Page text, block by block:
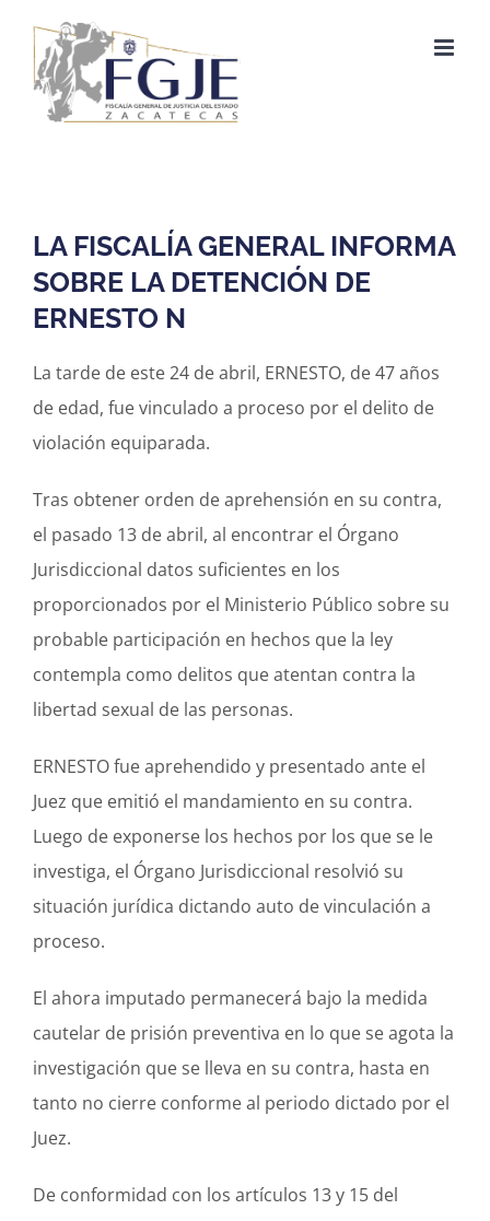
contenido
LA FISCALÍA GENERAL INFORMA
SOBRE LA DETENCIÓN DE
ERNESTO N
La tarde de este 24 de abril, ERNESTO, de 47 años
de edad, fue vinculado a proceso por el delito de
violación equiparada.
Tras obtener orden de aprehensión en su contra,
el pasado 13 de abril, al encontrar el Órgano
Jurisdiccional datos suficientes en los
proporcionados por el Ministerio Público sobre su
probable participación en hechos que la ley
contempla como delitos que atentan contra la
libertad sexual de las personas.
ERNESTO fue aprehendido y presentado ante el
Juez que emitió el mandamiento en su contra.
Luego de exponerse los hechos por los que se le
investiga, el Órgano Jurisdiccional resolvió su
situación jurídica dictando auto de vinculación a
proceso.
El ahora imputado permanecerá bajo la medida
cautelar de prisión preventiva en lo que se agota la
investigación que se lleva en su contra, hasta en
tanto no cierre conforme al periodo dictado por el
Juez.
De conformidad con los artículos 13 y 15 del